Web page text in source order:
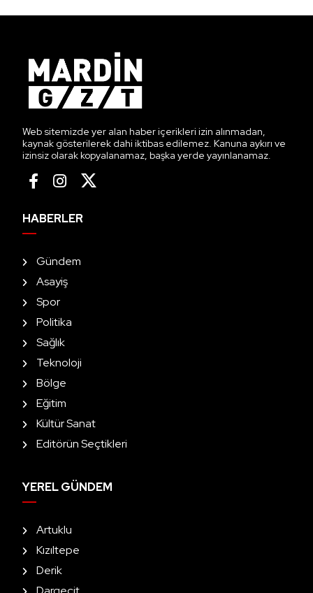
Web sitemizde yer alan haber içerikleri izin alınmadan,
kaynak gösterilerek dahi iktibas edilemez. Kanuna aykırı ve
izinsiz olarak kopyalanamaz, başka yerde yayınlanamaz.
HABERLER
Gündem
Asayiş
Spor
Politika
Sağlık
Teknoloji
Bölge
Eğitim
Kültür Sanat
Editörün Seçtikleri
YEREL GÜNDEM
Artuklu
Kızıltepe
Derik